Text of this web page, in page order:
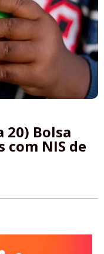
20) Bolsa
com NIS de